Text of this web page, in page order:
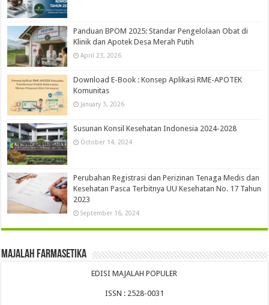
Panduan BPOM 2025: Standar Pengelolaan Obat di
Klinik dan Apotek Desa Merah Putih
April 23, 2026
Download E-Book : Konsep Aplikasi RME-APOTEK
Komunitas
January 3, 2026
Susunan Konsil Kesehatan Indonesia 2024-2028
October 14, 2024
Perubahan Registrasi dan Perizinan Tenaga Medis dan
Kesehatan Pasca Terbitnya UU Kesehatan No. 17 Tahun
2023
September 16, 2024
Majalah Farmasetika
EDISI MAJALAH POPULER
ISSN : 2528-0031